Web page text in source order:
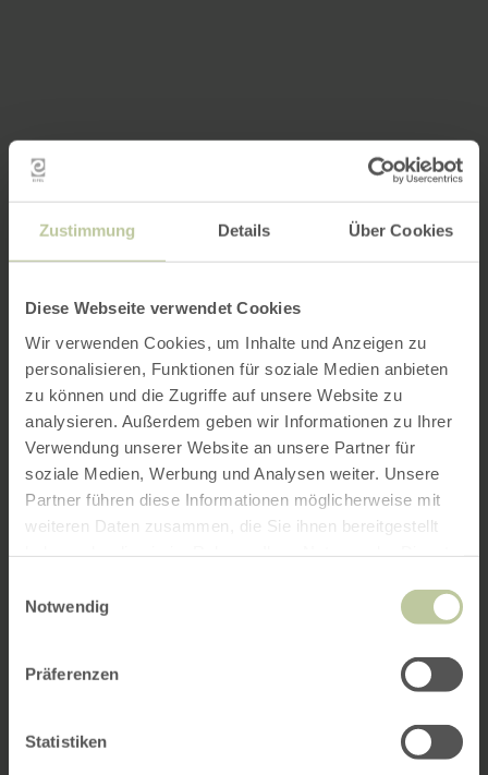
Zustimmung Details Über Cookies
Diese Webseite verwendet Cookies
Wir verwenden Cookies, um Inhalte und Anzeigen zu
personalisieren, Funktionen für soziale Medien anbieten
zu können und die Zugriffe auf unsere Website zu
analysieren. Außerdem geben wir Informationen zu Ihrer
Verwendung unserer Website an unsere Partner für
soziale Medien, Werbung und Analysen weiter. Unsere
Partner führen diese Informationen möglicherweise mit
weiteren Daten zusammen, die Sie ihnen bereitgestellt
Notwendig
Präferenzen
Statistiken